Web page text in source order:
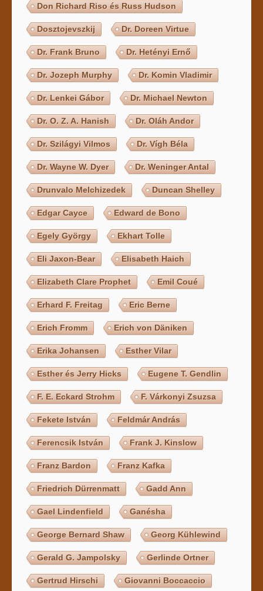
Don Richard Riso és Russ Hudson
Dosztojevszkij Dr. Doreen Virtue
Dr. Frank Bruno Dr. Hetényi Ernő
Dr. Jozeph Murphy Dr. Komin Vladimir
Dr. Lenkei Gábor Dr. Michael Newton
Dr. O. Z. A. Hanish Dr. Oláh Andor
Dr. Szilágyi Vilmos Dr. Vígh Béla
Dr. Wayne W. Dyer Dr. Weninger Antal
Drunvalo Melchizedek Duncan Shelley
Edgar Cayce Edward de Bono
Egely György Ekhart Tolle
Eli Jaxon-Bear Elisabeth Haich
Elizabeth Clare Prophet Emil Coué
Erhard F. Freitag Eric Berne
Erich Fromm Erich von Däniken
Erika Johansen Esther Vilar
Esther és Jerry Hicks Eugene T. Gendlin
F. E. Eckard Strohm F. Várkonyi Zsuzsa
Fekete István Feldmár András
Ferencsik István Frank J. Kinslow
Franz Bardon Franz Kafka
Friedrich Dürrenmatt Gadd Ann
Gael Lindenfield Ganésha
George Bernard Shaw Georg Kühlewind
Gerald G. Jampolsky Gerlinde Ortner
Gertrud Hirschi Giovanni Boccaccio